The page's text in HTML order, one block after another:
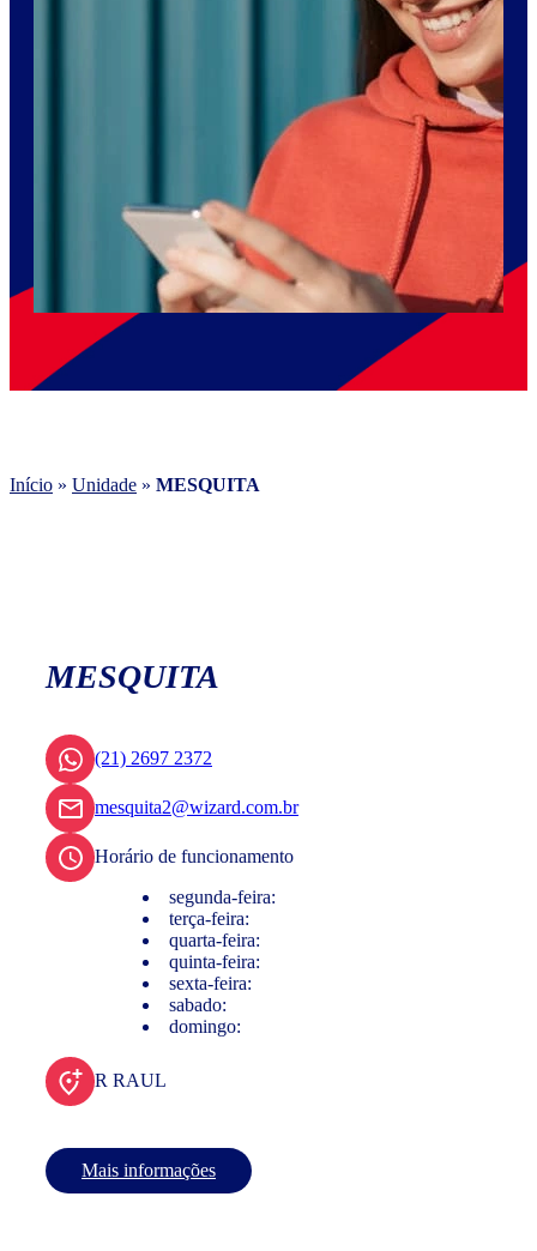
Início » Unidade » MESQUITA
MESQUITA
(21) 2697 2372
mesquita2@wizard.com.br
Horário de funcionamento
segunda-feira:
terça-feira:
quarta-feira:
quinta-feira:
sexta-feira:
sabado:
domingo:
R RAUL
Mais informações